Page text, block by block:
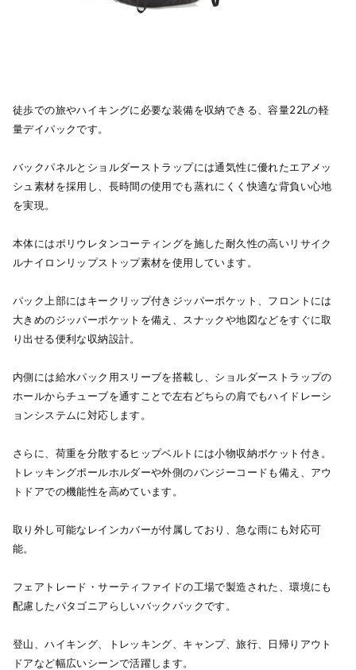
徒歩での旅やハイキングに必要な装備を収納できる、容量22Lの軽
量デイパックです。
バックパネルとショルダーストラップには通気性に優れたエアメッ
シュ素材を採用し、長時間の使用でも蒸れにくく快適な背負い心地
を実現。
本体にはポリウレタンコーティングを施した耐久性の高いリサイク
ルナイロンリップストップ素材を使用しています。
パック上部にはキークリップ付きジッパーポケット、フロントには
大きめのジッパーポケットを備え、スナックや地図などをすぐに取
り出せる便利な収納設計。
内側には給水パック用スリーブを搭載し、ショルダーストラップの
ホールからチューブを通すことで左右どちらの肩でもハイドレーシ
ョンシステムに対応します。
さらに、荷重を分散するヒップベルトには小物収納ポケット付き。
トレッキングポールホルダーや外側のバンジーコードも備え、アウ
トドアでの機能性を高めています。
取り外し可能なレインカバーが付属しており、急な雨にも対応可
能。
フェアトレード・サーティファイドの工場で製造された、環境にも
配慮したパタゴニアらしいバックパックです。
登山、ハイキング、トレッキング、キャンプ、旅行、日帰りアウト
ドアなど幅広いシーンで活躍します。